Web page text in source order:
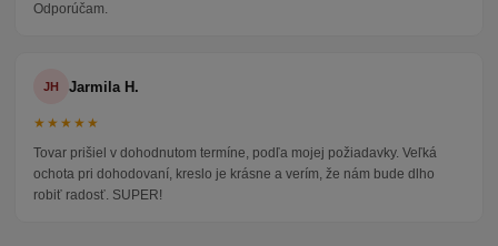
Odporúčam.
JH Jarmila H.
★★★★★
Tovar prišiel v dohodnutom termíne, podľa mojej požiadavky. Veľká
ochota pri dohodovaní, kreslo je krásne a verím, že nám bude dlho
robiť radosť. SUPER!